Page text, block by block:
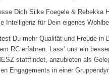
Dich Silke Foegele & Rebekka
Intelligenz für Dein eigenes
Du mehr Qualität und Freude
RC erfahren. Lass’ uns ein
stattfindet, anzubieten als
Engagements in einer